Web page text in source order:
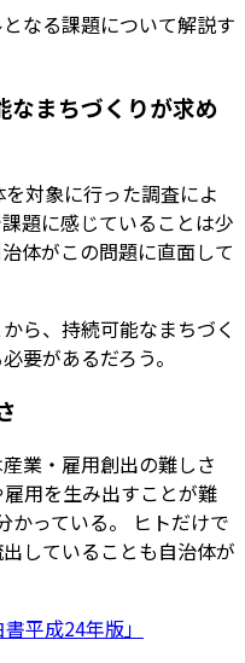
なる課題について解説す
なまちづくりが求め
対象に行った調査によ
題に感じていることは少
体がこの問題に直面して
ら、持続可能なまちづく
要があるだろう。
業・雇用創出の難しさ
用を生み出すことが難
っている。 ヒトだけで
していることも自治体が
平成24年版」